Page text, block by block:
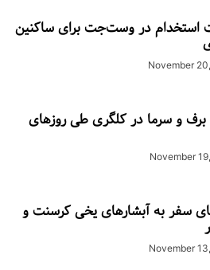
استخدام در وست‌جت برای ساکنین
November
برف و سرما در کلگری طی روزهای
November
سفر به آبشارهای یخی کرسنت و
November